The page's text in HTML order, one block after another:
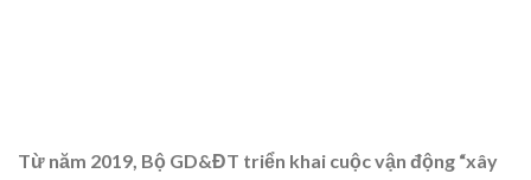
Từ năm 2019, Bộ GD&ĐT triển khai cuộc vận động “xây